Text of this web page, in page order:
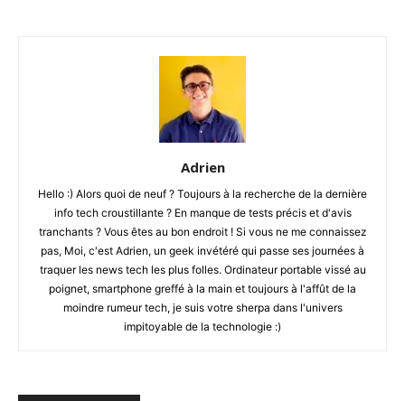
Adrien
Hello :) Alors quoi de neuf ? Toujours à la recherche de la dernière
info tech croustillante ? En manque de tests précis et d'avis
tranchants ? Vous êtes au bon endroit ! Si vous ne me connaissez
pas, Moi, c'est Adrien, un geek invétéré qui passe ses journées à
traquer les news tech les plus folles. Ordinateur portable vissé au
poignet, smartphone greffé à la main et toujours à l'affût de la
moindre rumeur tech, je suis votre sherpa dans l'univers
impitoyable de la technologie :)